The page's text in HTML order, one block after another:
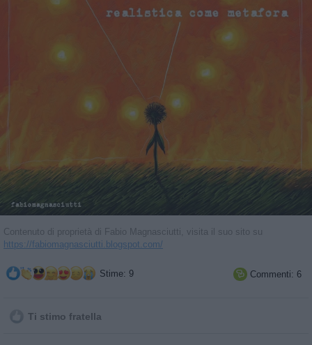
Contenuto di proprietà di Fabio Magnasciutti, visita il suo sito su
https://fabiomagnasciutti.blogspot.com/
Stime: 9  Commenti: 6
Ti stimo fratella